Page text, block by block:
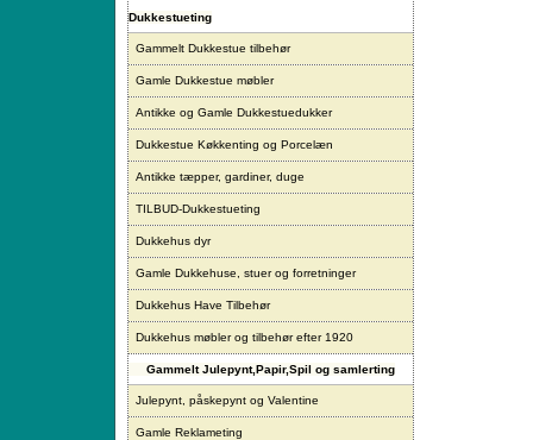
Dukkestueting
Gammelt Dukkestue tilbehør
Gamle Dukkestue møbler
Antikke og Gamle Dukkestuedukker
Dukkestue Køkkenting og Porcelæn
Antikke tæpper, gardiner, duge
TILBUD-Dukkestueting
Dukkehus dyr
Gamle Dukkehuse, stuer og forretninger
Dukkehus Have Tilbehør
Dukkehus møbler og tilbehør efter 1920
Gammelt Julepynt,Papir,Spil og samlerting
Julepynt, påskepynt og Valentine
Gamle Reklameting